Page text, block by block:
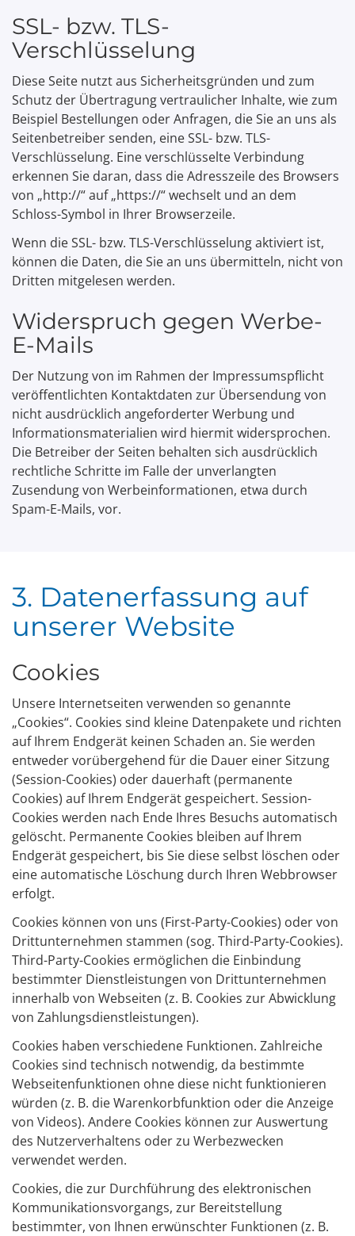
SSL- bzw. TLS-
Verschlüsselung
Diese Seite nutzt aus Sicherheitsgründen und zum
Schutz der Übertragung vertraulicher Inhalte, wie zum
Beispiel Bestellungen oder Anfragen, die Sie an uns als
Seitenbetreiber senden, eine SSL- bzw. TLS-
Verschlüsselung. Eine verschlüsselte Verbindung
erkennen Sie daran, dass die Adresszeile des Browsers
von „http://“ auf „https://“ wechselt und an dem
Schloss-Symbol in Ihrer Browserzeile.
Wenn die SSL- bzw. TLS-Verschlüsselung aktiviert ist,
können die Daten, die Sie an uns übermitteln, nicht von
Dritten mitgelesen werden.
Widerspruch gegen Werbe-
E-Mails
Der Nutzung von im Rahmen der Impressumspflicht
veröffentlichten Kontaktdaten zur Übersendung von
nicht ausdrücklich angeforderter Werbung und
Informationsmaterialien wird hiermit widersprochen.
Die Betreiber der Seiten behalten sich ausdrücklich
rechtliche Schritte im Falle der unverlangten
Zusendung von Werbeinformationen, etwa durch
Spam-E-Mails, vor.
3. Datenerfassung auf
unserer Website
Cookies
Unsere Internetseiten verwenden so genannte
„Cookies“. Cookies sind kleine Datenpakete und richten
auf Ihrem Endgerät keinen Schaden an. Sie werden
entweder vorübergehend für die Dauer einer Sitzung
(Session-Cookies) oder dauerhaft (permanente
Cookies) auf Ihrem Endgerät gespeichert. Session-
Cookies werden nach Ende Ihres Besuchs automatisch
gelöscht. Permanente Cookies bleiben auf Ihrem
Endgerät gespeichert, bis Sie diese selbst löschen oder
eine automatische Löschung durch Ihren Webbrowser
erfolgt.
Cookies können von uns (First-Party-Cookies) oder von
Drittunternehmen stammen (sog. Third-Party-Cookies).
Third-Party-Cookies ermöglichen die Einbindung
bestimmter Dienstleistungen von Drittunternehmen
innerhalb von Webseiten (z. B. Cookies zur Abwicklung
von Zahlungsdienstleistungen).
Cookies haben verschiedene Funktionen. Zahlreiche
Cookies sind technisch notwendig, da bestimmte
Webseitenfunktionen ohne diese nicht funktionieren
würden (z. B. die Warenkorbfunktion oder die Anzeige
von Videos). Andere Cookies können zur Auswertung
des Nutzerverhaltens oder zu Werbezwecken
verwendet werden.
Cookies, die zur Durchführung des elektronischen
Kommunikationsvorgangs, zur Bereitstellung
bestimmter, von Ihnen erwünschter Funktionen (z. B.